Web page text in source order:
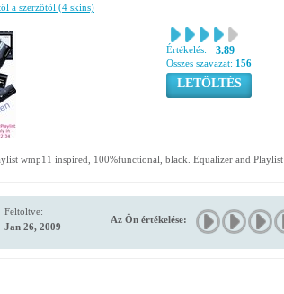
a szerzőtől (4 skins)
Értékelés: 3.89
Összes szavazat: 156
LETÖLTÉS
wmp11 inspired, 100%functional, black. Equalizer and
Feltöltve:
Jan 26, 2009
Az Ön értékelése: